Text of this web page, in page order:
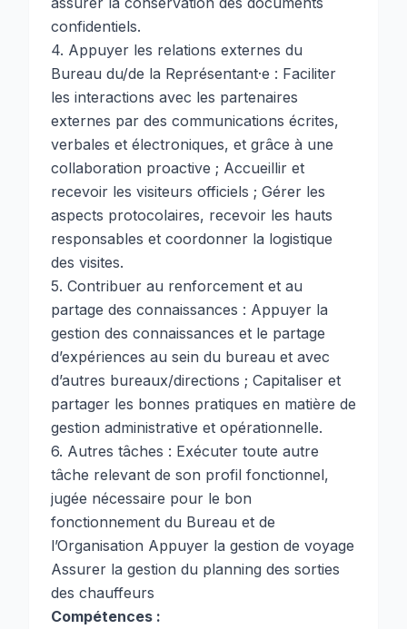
confidentiels.
4. Appuyer les relations externes du
Bureau du/de la Représentant·e : Faciliter
les interactions avec les partenaires
externes par des communications écrites,
verbales et électroniques, et grâce à une
collaboration proactive ; Accueillir et
recevoir les visiteurs officiels ; Gérer les
aspects protocolaires, recevoir les hauts
responsables et coordonner la logistique
des visites.
5. Contribuer au renforcement et au
partage des connaissances : Appuyer la
gestion des connaissances et le partage
d’expériences au sein du bureau et avec
d’autres bureaux/directions ; Capitaliser et
partager les bonnes pratiques en matière de
gestion administrative et opérationnelle.
6. Autres tâches : Exécuter toute autre
tâche relevant de son profil fonctionnel,
jugée nécessaire pour le bon
fonctionnement du Bureau et de
l’Organisation Appuyer la gestion de voyage
Assurer la gestion du planning des sorties
des chauffeurs
Compétences :